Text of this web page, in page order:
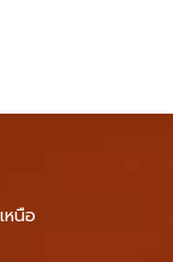
หนือ